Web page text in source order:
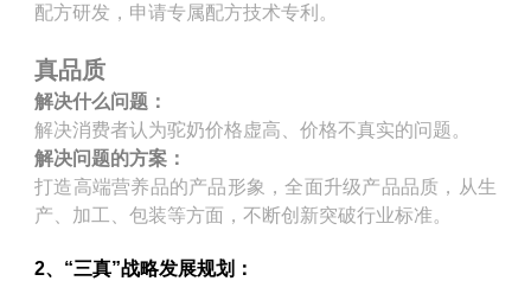
配方研发，申请专属配方技术专利。
真品质
解决什么问题：
解决消费者认为驼奶价格虚高、价格不真实的问题。
解决问题的方案：
打造高端营养品的产品形象，全面升级产品品质，从生
产、加工、包装等方面，不断创新突破行业标准。
2、“三真”战略发展规划：